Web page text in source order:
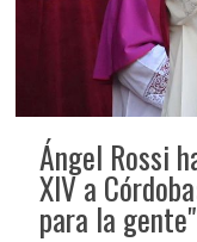
Ángel Rossi
XIV a
para la gente"